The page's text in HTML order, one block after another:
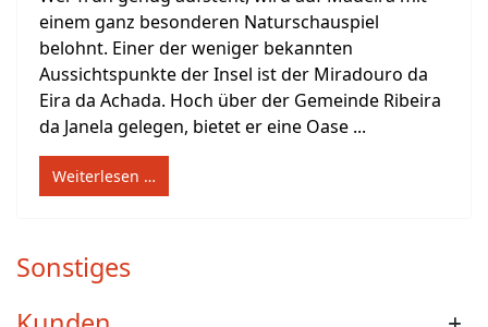
einem ganz besonderen Naturschauspiel
belohnt. Einer der weniger bekannten
Aussichtspunkte der Insel ist der Miradouro da
Eira da Achada. Hoch über der Gemeinde Ribeira
da Janela gelegen, bietet er eine Oase ...
Weiterlesen …
Sonstiges